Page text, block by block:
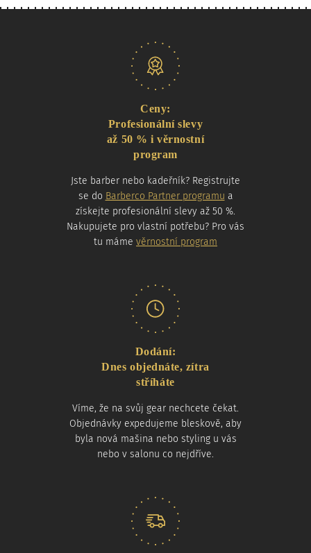
Ceny:
Profesionální slevy
až 50 % i věrnostní
program
Jste barber nebo kadeřník? Registrujte
se do Barberco Partner programu a
získejte profesionální slevy až 50 %.
Nakupujete pro vlastní potřebu? Pro vás
tu máme věrnostní program
Dodání:
Dnes objednáte, zítra
stříháte
Víme, že na svůj gear nechcete čekat.
Objednávky expedujeme bleskově, aby
byla nová mašina nebo styling u vás
nebo v salonu co nejdříve.